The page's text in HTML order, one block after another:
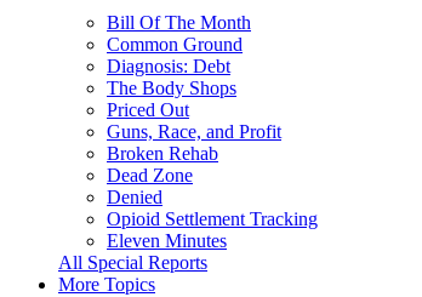
Bill Of The Month
Common Ground
Diagnosis: Debt
The Body Shops
Priced Out
Guns, Race, and Profit
Broken Rehab
Dead Zone
Denied
Opioid Settlement Tracking
Eleven Minutes
All Special Reports
More Topics